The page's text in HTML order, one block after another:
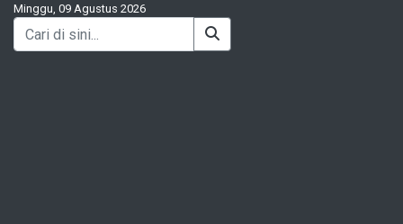
Minggu, 09 Agustus 2026